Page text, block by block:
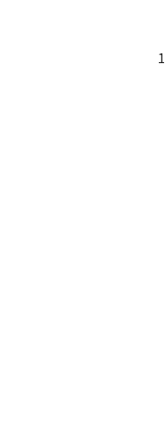
1